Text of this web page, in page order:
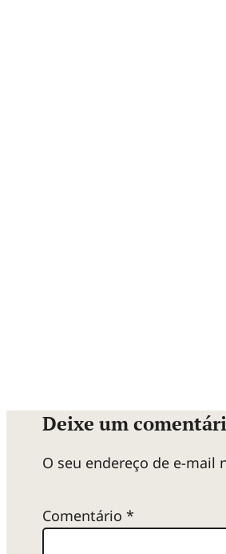
Deixe um
O seu endereço de e-mail
Comentário *